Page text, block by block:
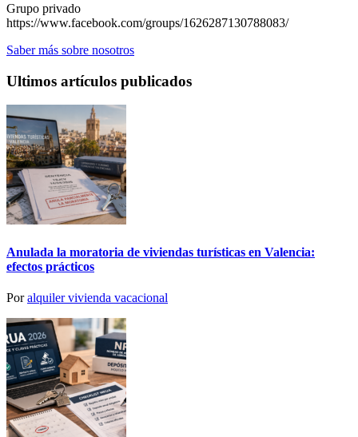
Grupo privado
https://www.facebook.com/groups/1626287130788083/
Saber más sobre nosotros
Ultimos artículos publicados
Anulada la moratoria de viviendas turísticas en Valencia:
efectos prácticos
Poralquiler vivienda vacacional